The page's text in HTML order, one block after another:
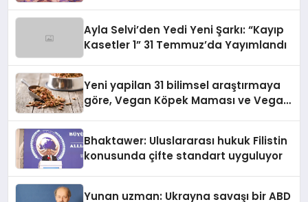
Ayla Selvi’den Yedi Yeni Şarkı: “Kayıp
Kasetler 1” 31 Temmuz’da Yayımlandı
Yeni yapilan 31 bilimsel araştırmaya
göre, Vegan Köpek Maması ve Vegan
Bhaktawer: Uluslararası hukuk Filistin
konusunda çifte standart uyguluyor
Yunan uzman: Ukrayna savaşı bir ABD